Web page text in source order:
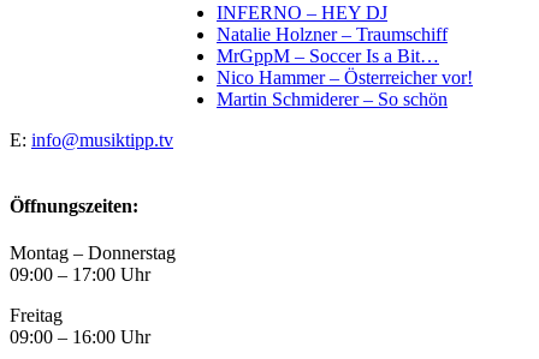
INFERNO – HEY DJ
Natalie Holzner – Traumschiff
MrGppM – Soccer Is a Bit…
Nico Hammer – Österreicher vor!
Martin Schmiderer – So schön
E: info@musiktipp.tv
Öffnungszeiten:
Montag – Donnerstag
09:00 – 17:00 Uhr
Freitag
09:00 – 16:00 Uhr